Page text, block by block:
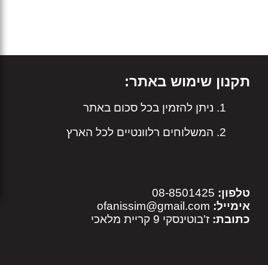
תקנון שימוש באתר:
ניתן להזמין בכל סכום באתר
המשלוחים רלוונטיים לכל הארץ
טלפון:
אימייל: ofanissim@gmail.com
כתובת: ז'בוטינסקי 9 קריית מלאכי